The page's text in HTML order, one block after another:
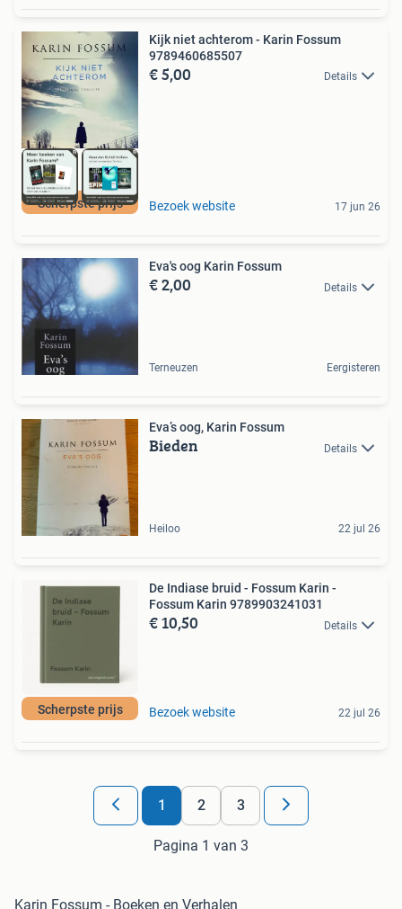
Scherpste prijs
Kijk niet achterom - Karin Fossum
9789460685507
€ 5,00 Details
Bezoek website 17 jun 26
Eva's oog Karin Fossum
€ 2,00 Details
Terneuzen Eergisteren
Eva’s oog, Karin Fossum
Bieden Details
Heiloo 22 jul 26
Scherpste prijs
De Indiase bruid - Fossum Karin -
Fossum Karin 9789903241031
€ 10,50 Details
Bezoek website 22 jul 26
1 2 3
Pagina 1 van 3
Karin Fossum - Boeken en Verhalen